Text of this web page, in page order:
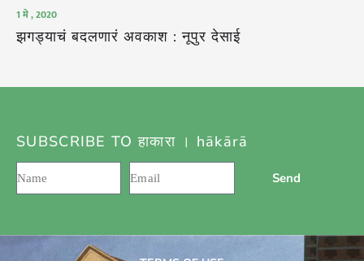
1 मे , 2020
झगड्याचं बदलणारं अवकाश : नूपुर देसाई
SUBSCRIBE TO हाकारा । hākārā
Send